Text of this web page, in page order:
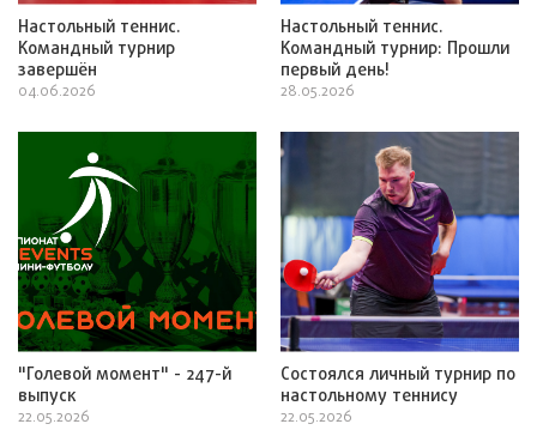
Настольный теннис.
Командный турнир
завершён
04.06.2026
Настольный теннис.
Командный турнир: Прошли
первый день!
28.05.2026
"Голевой момент" - 247-й
выпуск
22.05.2026
Состоялся личный турнир по
настольному теннису
22.05.2026